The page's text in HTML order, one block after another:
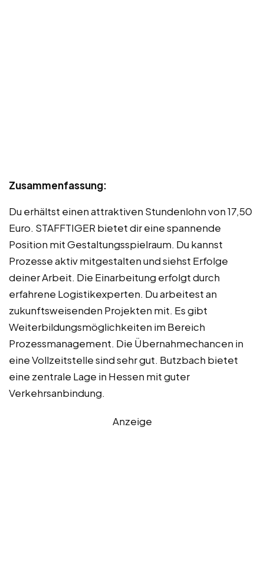
Zusammenfassung:
Du erhältst einen attraktiven Stundenlohn von 17,50
Euro. STAFFTIGER bietet dir eine spannende
Position mit Gestaltungsspielraum. Du kannst
Prozesse aktiv mitgestalten und siehst Erfolge
deiner Arbeit. Die Einarbeitung erfolgt durch
erfahrene Logistikexperten. Du arbeitest an
zukunftsweisenden Projekten mit. Es gibt
Weiterbildungsmöglichkeiten im Bereich
Prozessmanagement. Die Übernahmechancen in
eine Vollzeitstelle sind sehr gut. Butzbach bietet
eine zentrale Lage in Hessen mit guter
Verkehrsanbindung.
Anzeige